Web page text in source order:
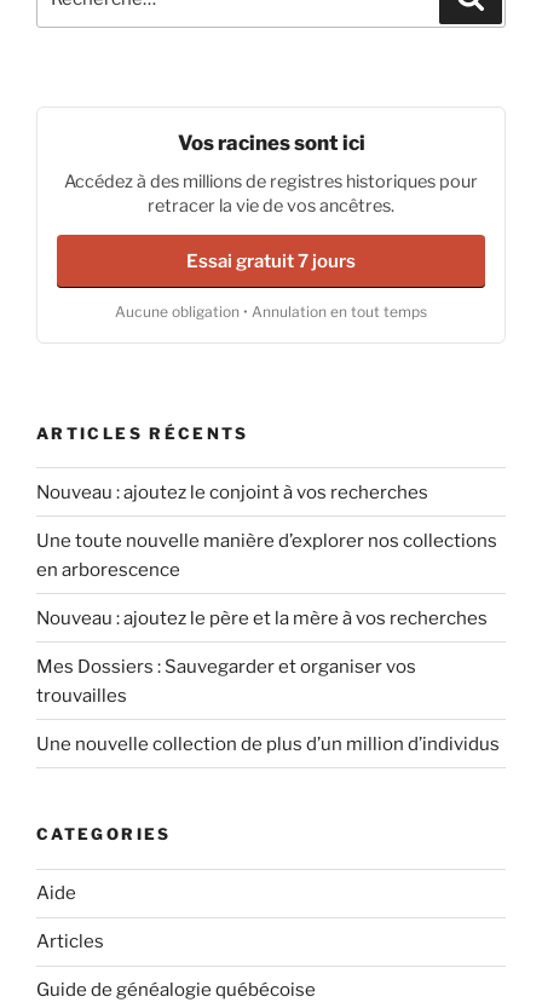
pour
Vos racines sont ici
Accédez à des millions de registres historiques pour
retracer la vie de vos ancêtres.
Essai gratuit 7 jours
Aucune obligation • Annulation en tout temps
ARTICLES RÉCENTS
Nouveau : ajoutez le conjoint à vos recherches
Une toute nouvelle manière d’explorer nos collections
en arborescence
Nouveau : ajoutez le père et la mère à vos recherches
Mes Dossiers : Sauvegarder et organiser vos
trouvailles
Une nouvelle collection de plus d’un million d’individus
CATEGORIES
Aide
Articles
Guide de généalogie québécoise